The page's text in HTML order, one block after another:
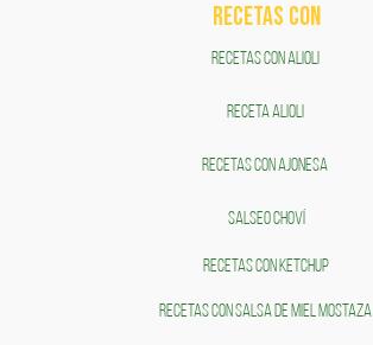
RECETAS COn
RECETAS CON ALIOLI
RECETA ALIOLI
RECETAS CON AJONESA
SALSEO CHOVÍ
RECETAS CON KETCHUP
RECETAS CON SALSA DE MIEL MOSTAZA